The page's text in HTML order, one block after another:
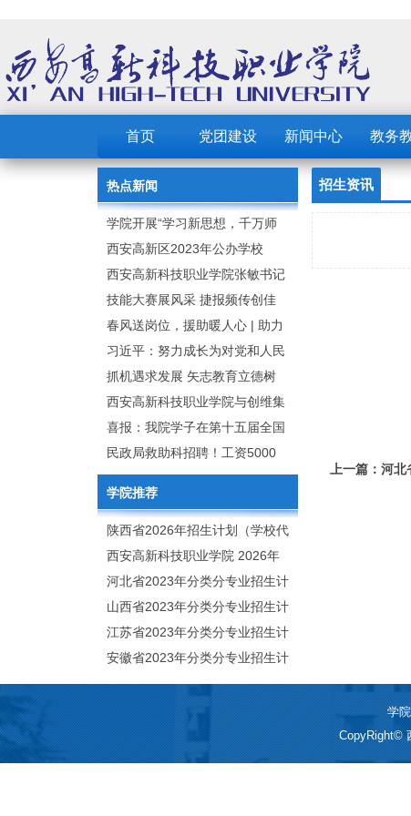
首页 党团建设 新闻中心 教务
热点新闻
学院开展“学习新思想，千万师
生同上一堂课”活动
西安高新区2023年公办学校
（园） 公开招聘教职工公告
西安高新科技职业学院张敏书记
为全院师生党员上党课
技能大赛展风采 捷报频传创佳
绩：西安高新科技职业学院师生
在2023年陕西省职业技能大赛中
取佳绩
春风送岗位，援助暖人心 | 助力
毕业生求职就业
习近平：努力成长为对党和人民
忠诚可靠、堪当时代重任的栋梁
之才
抓机遇求发展 矢志教育立德树
人：西安高新科技职业学院召开
2020年年终总结暨表彰网络视频
会
西安高新科技职业学院与创维集
团举行校企合作签约仪式
喜报：我院学子在第十五届全国
大学生广告艺术大赛（大广
赛）、第十一届未来设计师.高校
数字艺术设计大赛（NCDA）国
赛中喜获佳绩
民政局救助科招聘！工资5000
元/月
学院推荐
陕西省2026年招生计划（学校代
码：8103）
西安高新科技职业学院 2026年
招生章程
河北省2023年分类分专业招生计
划（院校代号：1889）
山西省2023年分类分专业招生计
划（院校代号：5560）
江苏省2023年分类分专业招生计
划（院校代号：8931）
安徽省2023年分类分专业招生计
划（院校代号：2648）
招生资讯
上一篇：河
学
CopyRight©